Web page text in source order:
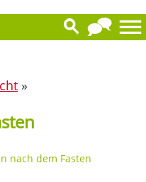
»
nach dem Fasten